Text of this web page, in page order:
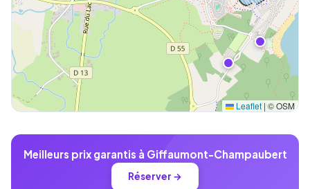
Leaflet | © OSM
Meilleurs prix garantis à Giffaumont-Champaubert
Réserver →